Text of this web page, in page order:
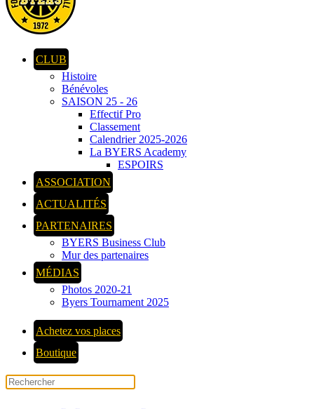
CLUB
Histoire
Bénévoles
SAISON 25 - 26
Effectif Pro
Classement
Calendrier 2025-2026
La BYERS Academy
ESPOIRS
ASSOCIATION
ACTUALITÉS
PARTENAIRES
BYERS Business Club
Mur des partenaires
MÉDIAS
Photos 2020-21
Byers Tournament 2025
Achetez vos places
Boutique